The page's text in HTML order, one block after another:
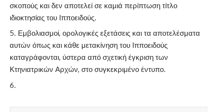
σκοπούς και δεν αποτελεί σε καμιά περίπτωση τίτλο
ιδιοκτησίας του Ιπποειδούς.
Εμβολιασμοί, ορολογικές εξετάσεις και τα αποτελέσματα
αυτών όπως και κάθε μετακίνηση του Ιπποειδούς
καταγράφονται, ύστερα από σχετική έγκριση των
Κτηνιατρικών Αρχών, στο συγκεκριμένο έντυπο.